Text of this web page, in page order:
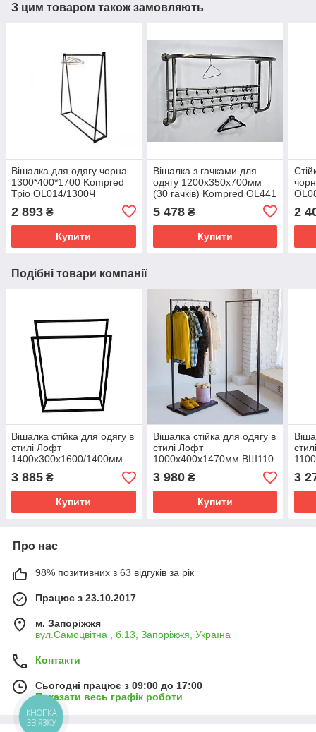
З цим товаром також замовляють
Вішалка для одягу чорна
1300*400*1700 Kompred
Тріо OL014/1300Ч
2 893 ₴
Купити
Вішалка з гачками для
одягу 1200х350х700мм
(30 гачків) Kompred OL441
5 478₴
Купити
2
Подібні товари компанії
Вішалка стійка для одягу в
стилі Лофт
1400х300х1600/1400мм
OL693/4
3 885 ₴
Купити
Вішалка стійка для одягу в
стилі Лофт
1000х400х1470мм ВШ110
3 980₴
Купити
3
Про нас
98% позитивних з 63 відгуків за рік
Працює з 23.10.2017
м. Запоріжжя
вул.Самоцвітна , б.13, Запоріжжя, Україна
Контакти
Сьогодні працює з 09:00 до 17:00
Показати весь графік роботи
КНОПКА
ЗВ'ЯЗКУ